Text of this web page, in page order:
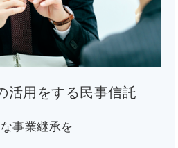
活用をする民事信託
事業継承を